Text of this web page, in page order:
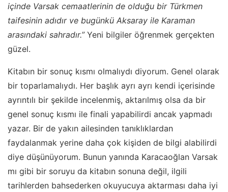
içinde Varsak cemaatlerinin de olduğu bir Türkmen
taifesinin adıdır ve bugünkü Aksaray ile Karaman
arasındaki sahradır.”Yeni bilgiler öğrenmek gerçekten
güzel.
Kitabın bir sonuç kısmı olmalıydı diyorum. Genel olarak
bir toparlamalıydı. Her başlık ayrı ayrı kendi içerisinde
ayrıntılı bir şekilde incelenmiş, aktarılmış olsa da bir
genel sonuç kısmı ile finali yapabilirdi ancak yapmadı
yazar. Bir de yakın ailesinden tanıklıklardan
faydalanmak yerine daha çok kişiden de bilgi alabilirdi
diye düşünüyorum. Bunun yanında Karacaoğlan Varsak
mı gibi bir soruyu da kitabın sonuna değil, ilgili
tarihlerden bahsederken okuyucuya aktarması daha iyi